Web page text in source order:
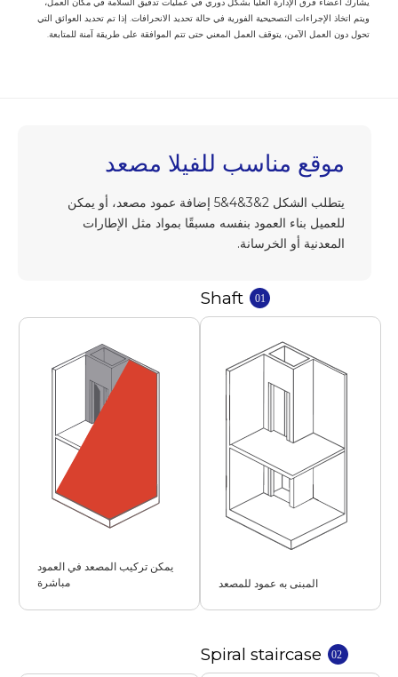
ويتم اتخاذ الإجراءات التصحيحية الفورية في حالة تحديد الانحرافات. إذا تم تحديد العوائق التي
تحول دون العمل الآمن، يتوقف العمل المعني حتى تتم الموافقة على طريقة آمنة للمتابعة.
موقع مناسب للفيلا مصعد
يتطلب الشكل 2&3&4&5 إضافة عمود مصعد، أو يمكن
للعميل بناء العمود بنفسه مسبقًا بمواد مثل الإطارات
المعدنية أو الخرسانة.
المبنى به عمود للمصعد
يمكن تركيب المصعد في العمود
مباشرة